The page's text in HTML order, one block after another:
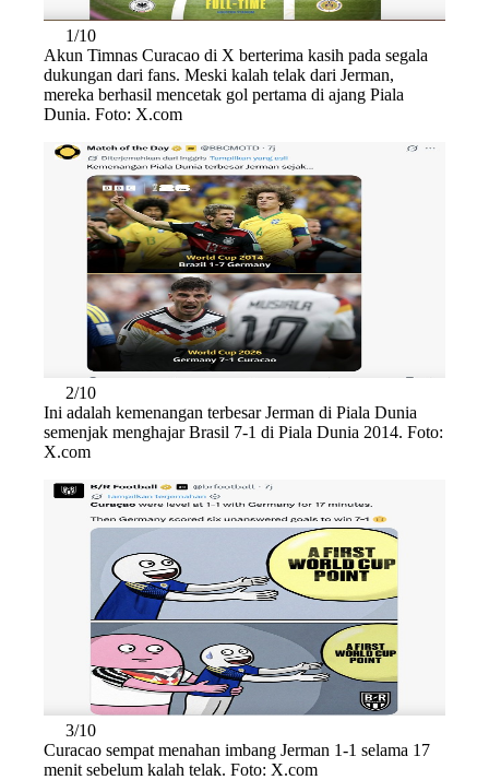
1/10
Akun Timnas Curacao di X berterima kasih pada segala
dukungan dari fans. Meski kalah telak dari Jerman,
mereka berhasil mencetak gol pertama di ajang Piala
Dunia. Foto: X.com
2/10
Ini adalah kemenangan terbesar Jerman di Piala Dunia
semenjak menghajar Brasil 7-1 di Piala Dunia 2014. Foto:
X.com
3/10
Curacao sempat menahan imbang Jerman 1-1 selama 17
menit sebelum kalah telak. Foto: X.com